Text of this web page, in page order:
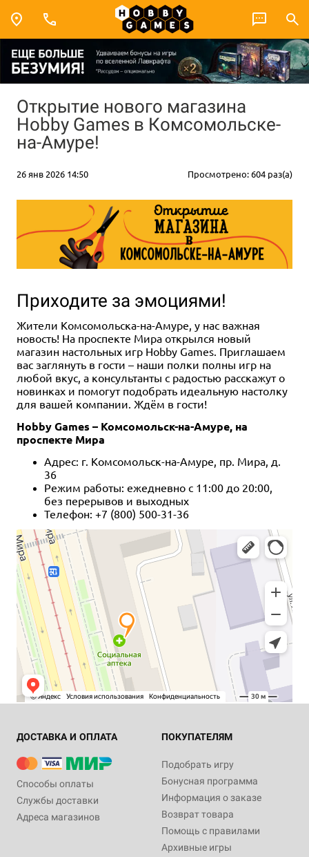
Открытие нового магазина
Hobby Games в Комсомольске-
на-Амуре!
26 янв 2026 14:50 Просмотрено: 604 раз(а)
Приходите за эмоциями!
Жители Комсомольска-на-Амуре, у нас важная
новость! На проспекте Мира открылся новый
магазин настольных игр Hobby Games. Приглашаем
вас заглянуть в гости – наши полки полны игр на
любой вкус, а консультанты с радостью расскажут о
новинках и помогут подобрать идеальную настолку
для вашей компании. Ждём в гости!
Hobby Games – Комсомольск-на-Амуре, на
проспекте Мира
Адрес: г. Комсомольск-на-Амуре, пр. Мира, д.
36
Режим работы: ежедневно с 11:00 до 20:00,
без перерывов и выходных
Телефон: +7 (800) 500-31-36
ДОСТАВКА И ОПЛАТА
Способы оплаты
Службы доставки
Адреса магазинов
ПОКУПАТЕЛЯМ
Подобрать игру
Бонусная программа
Информация о заказе
Возврат товара
Помощь с правилами
Архивные игры